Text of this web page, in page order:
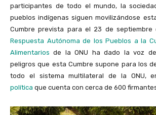
participantes de todo el mundo, la
pueblos indígenas siguen movilizándose
Cumbre prevista para el 23 de septiembre
Respuesta Autónoma de los Pueblos a la
Alimentarios de la ONU ha dado la voz
peligros que esta Cumbre supone para los
todo el sistema multilateral de la ONU,
política que cuenta con cerca de 600